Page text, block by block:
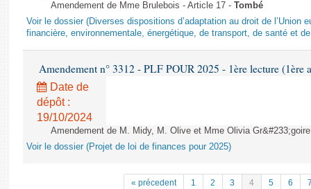
Amendement de Mme Brulebois - Article 17 - Tombé
Voir le dossier (Diverses dispositions d’adaptation au droit de l’Union
financière, environnementale, énergétique, de transport, de santé et
Amendement n° 3312 - PLF POUR 2025 - 1ère lecture (1ère
Date de
dépôt :
19/10/2024
Amendement de M. Midy, M. Olive et Mme Olivia
Voir le dossier (Projet de loi de finances pour 2025)
« précedent 1 2 3 4 5 6